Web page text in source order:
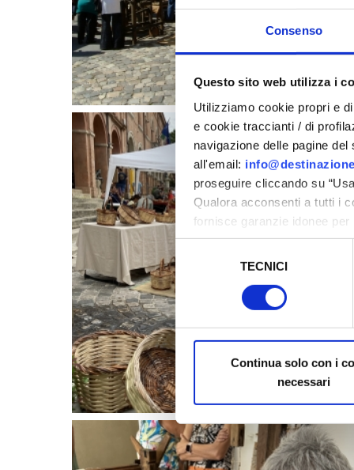
Consenso
Questo sito web utilizza i
Utilizziamo cookie propri e
e cookie traccianti / di
navigazione delle pagine
all'email:
proseguire cliccando su
Qualora acconsenti a tutti i
fornisce garanzie idonee
sicurezza a Tutela dei
del
consenso
TECNICI
Continua solo con i
necessari